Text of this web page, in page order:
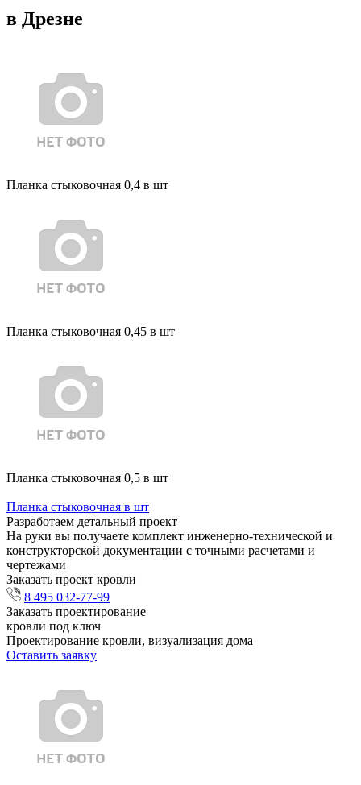
в Дрезне
Планка стыковочная 0,4 в шт
Планка стыковочная 0,45 в шт
Планка стыковочная 0,5 в шт
Планка стыковочная в шт
Разработаем детальный проект
На руки вы получаете комплект инженерно-технической и
конструкторской документации с точными расчетами и
чертежами
Заказать проект кровли
8 495 032-77-99
Заказать проектирование
кровли под ключ
Проектирование кровли, визуализация дома
Оставить заявку